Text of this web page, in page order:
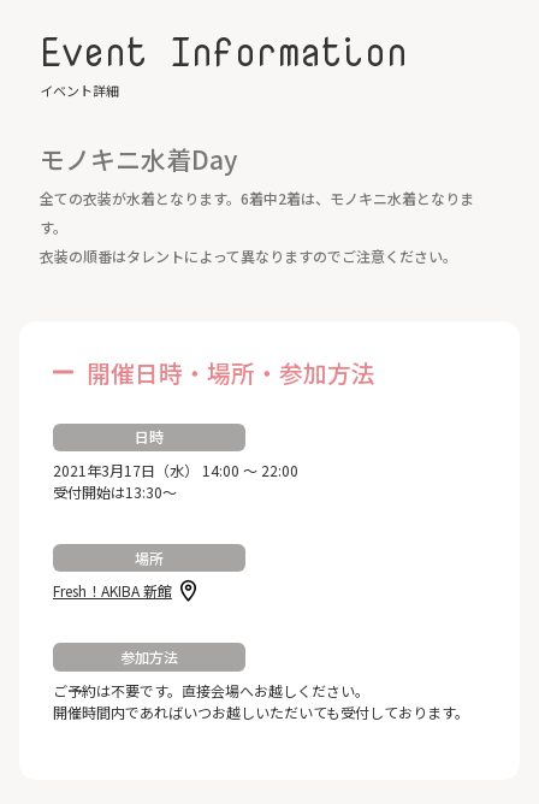
Event Information
イベント詳細
モノキニ水着Day
全ての衣装が水着となります。6着中2着は、モノキニ水着となりま
す。
衣装の順番はタレントによって異なりますのでご注意ください。
開催日時・場所・参加方法
日時
2021年3月17日（水） 14:00 ～ 22:00
受付開始は13:30～
場所
Fresh！AKIBA 新館
参加方法
ご予約は不要です。直接会場へお越しください。
開催時間内であればいつお越しいただいても受付しております。